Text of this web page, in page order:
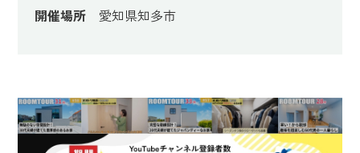
開催場所 愛知県知多市